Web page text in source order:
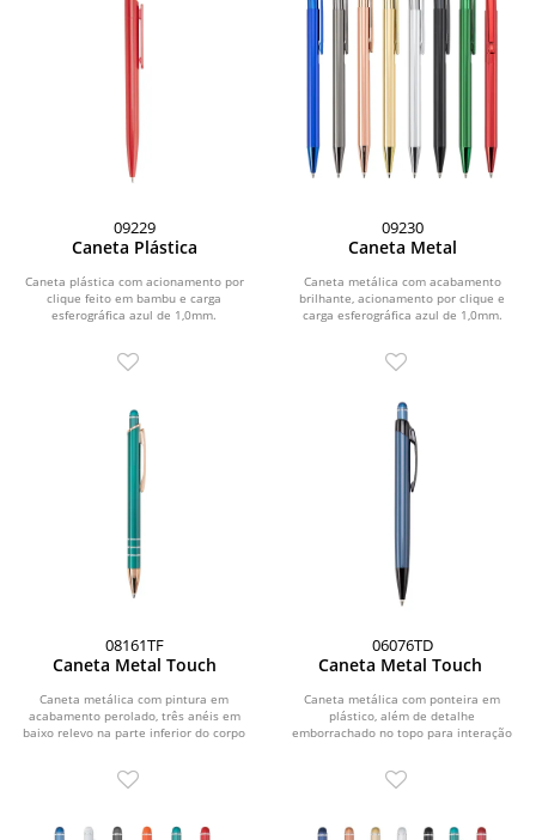
09229
Caneta Plástica
Caneta plástica com acionamento por
clique feito em bambu e carga
esferográfica azul de 1,0mm.
09230
Caneta Metal
Caneta metálica com acabamento
brilhante, acionamento por clique e
carga esferográfica azul de 1,0mm.
08161TF
Caneta Metal Touch
Caneta metálica com pintura em
acabamento perolado, três anéis em
baixo relevo na parte inferior do corpo
06076TD
Caneta Metal Touch
Caneta metálica com ponteira em
plástico, além de detalhe
emborrachado no topo para interação